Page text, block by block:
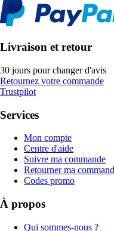
Livraison et retour
30 jours pour changer d'avis
Retournez votre commande
Trustpilot
Services
Mon compte
Centre d'aide
Suivre ma commande
Retourner ma
Codes promo
À propos
Qui sommes-nous ?